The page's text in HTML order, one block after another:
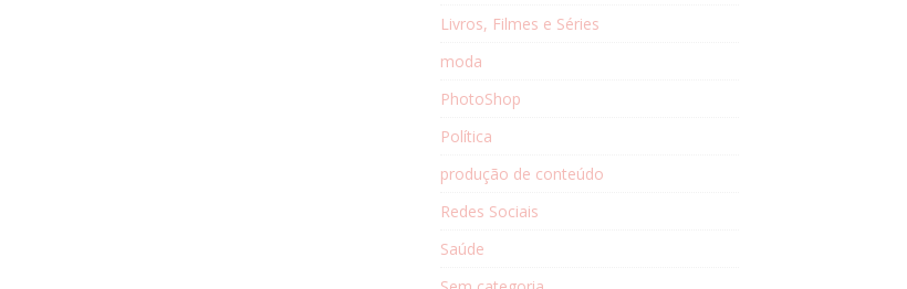
Livros, Filmes e Séries
moda
PhotoShop
Política
produção de conteúdo
Redes Sociais
Saúde